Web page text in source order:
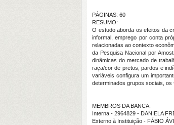
PÁGINAS: 60
RESUMO:
O estudo aborda os efeitos da
informal, emprego por conta
relacionadas ao contexto
da Pesquisa Nacional por
dinâmicas do mercado de
raça/cor de pretos, pardos e
variáveis configura um
determinados grupos sociais, os
MEMBROS DA BANCA:
Interna - 2964829 - DANIELA
Externo à Instituição - FÁBIO